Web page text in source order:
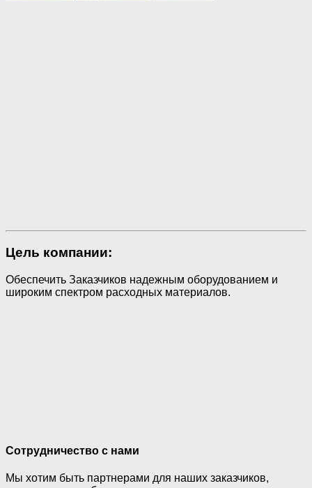
Цель компании:
Обеспечить Заказчиков надежным оборудованием и
широким спектром расходных материалов.
Сотрудничество с нами
Мы хотим быть партнерами для наших заказчиков,